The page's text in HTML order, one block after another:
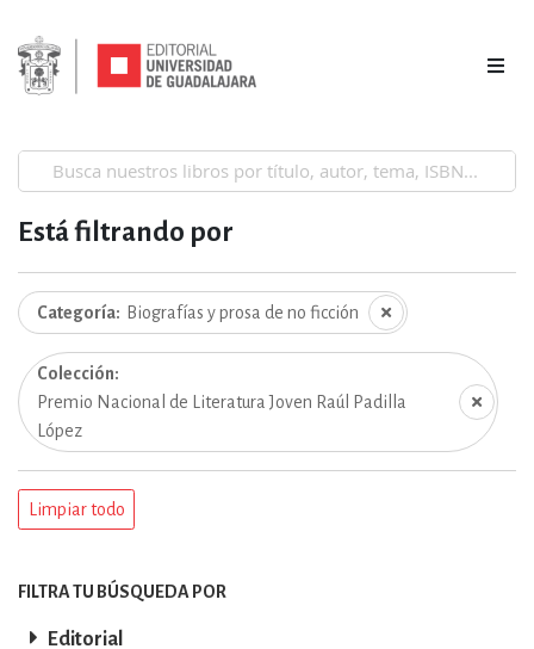
Está filtrando por
Categoría Biografías y prosa de no ficción
Colección
Premio Nacional de Literatura Joven Raúl Padilla
López
Limpiar todo
FILTRA TU BÚSQUEDA POR
Editorial